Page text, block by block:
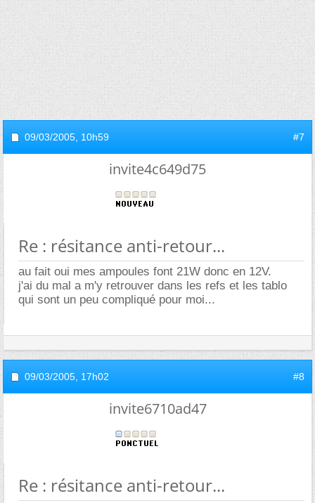
09/03/2005, 10h59 #7
invite4c649d75
Re : résitance anti-retour...
au fait oui mes ampoules font 21W donc en 12V.
j'ai du mal a m'y retrouver dans les refs et les tablo
qui sont un peu compliqué pour moi...
09/03/2005, 17h02 #8
invite6710ad47
Re : résitance anti-retour...